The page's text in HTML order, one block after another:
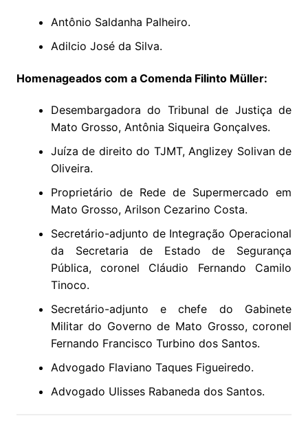
Antônio Saldanha Palheiro.
Adilcio José da Silva.
Homenageados com a Comenda Filinto Müller:
Desembargadora do Tribunal de Justiça de
Mato Grosso, Antônia Siqueira Gonçalves.
Juíza de direito do TJMT, Anglizey Solivan de
Oliveira.
Proprietário de Rede de Supermercado em
Mato Grosso, Arilson Cezarino Costa.
Secretário-adjunto de Integração Operacional
da Secretaria de Estado de Segurança
Pública, coronel Cláudio Fernando Camilo
Tinoco.
Secretário-adjunto e chefe do Gabinete
Militar do Governo de Mato Grosso, coronel
Fernando Francisco Turbino dos Santos.
Advogado Flaviano Taques Figueiredo.
Advogado Ulisses Rabaneda dos Santos.